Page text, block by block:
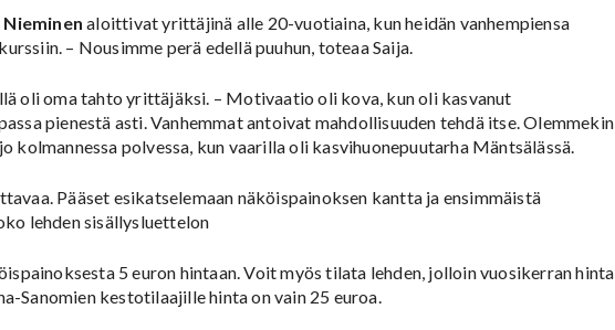
Nieminen aloittivat yrittäjinä alle 20-vuotiaina, kun heidän vanhempiensa
– Nousimme perä edellä puuhun, toteaa Saija.
oli oma tahto yrittäjäksi. – Motivaatio oli kova, kun oli kasvanut
pienestä asti. Vanhemmat antoivat mahdollisuuden tehdä itse. Olemmekin
polvessa, kun vaarilla oli kasvihuonepuutarha Mäntsälässä.
Pääset esikatselemaan näköispainoksen kantta ja ensimmäistä
lehden sisällysluettelon
5 euron hintaan. Voit myös tilata lehden, jolloin vuosikerran hinta
Sanomien kestotilaajille hinta on vain 25 euroa.